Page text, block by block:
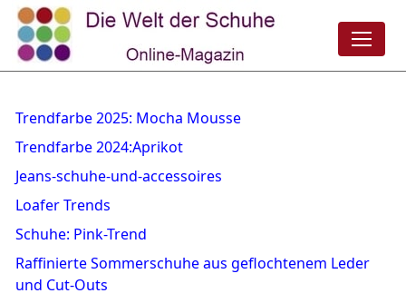
Trendfarbe 2025: Mocha Mousse
Trendfarbe 2024:Aprikot
Jeans-schuhe-und-accessoires
Loafer Trends
Schuhe: Pink-Trend
Raffinierte Sommerschuhe aus geflochtenem Leder
und Cut-Outs